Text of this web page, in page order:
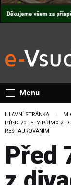
Menu
HLAVNÍ STRÁNKA
CURRENT:
PŘED 70 LETY PŘÍMO Z
RESTAUROVÁNÍM
Před